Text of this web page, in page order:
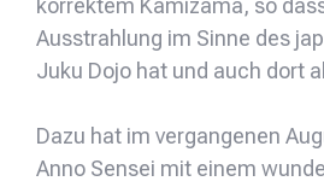
korrektem Kamizama, so
Ausstrahlung im Sinne des
Juku Dojo hat und auch dort
Dazu hat im vergangenen
Anno Sensei mit einem